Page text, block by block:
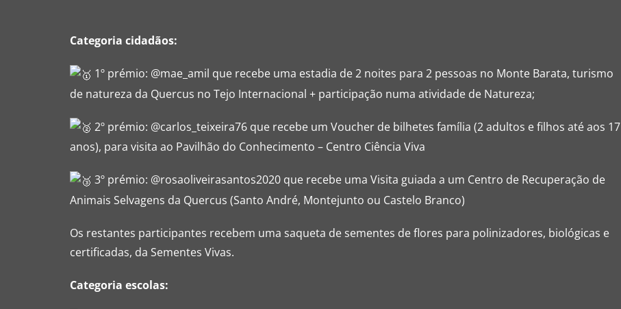
Categoria cidadãos:
1º prémio: @mae_amil que recebe uma estadia de 2 noites para 2 pessoas no Monte Barata, turismo
de natureza da Quercus no Tejo Internacional + participação numa atividade de Natureza;
2º prémio: @carlos_teixeira76 que recebe um Voucher de bilhetes família (2 adultos e filhos até aos 17
anos), para visita ao Pavilhão do Conhecimento – Centro Ciência Viva
3º prémio: @rosaoliveirasantos2020 que recebe uma Visita guiada a um Centro de Recuperação de
Animais Selvagens da Quercus (Santo André, Montejunto ou Castelo Branco)
Os restantes participantes recebem uma saqueta de sementes de flores para polinizadores, biológicas e
certificadas, da Sementes Vivas.
Categoria escolas: